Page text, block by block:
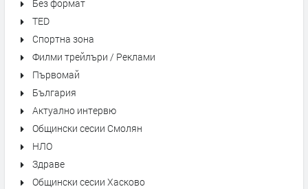
Без формат
TED
Спортна зона
Филми трейлъри / Реклами
Първомай
България
Актуално интервю
Общински сесии Смолян
НЛО
Здраве
Общински сесии Хасково